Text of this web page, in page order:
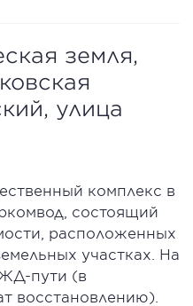
земля,
улица
комплекс в
состоящий
расположенных
участках. На
пути (в
восстановлению).